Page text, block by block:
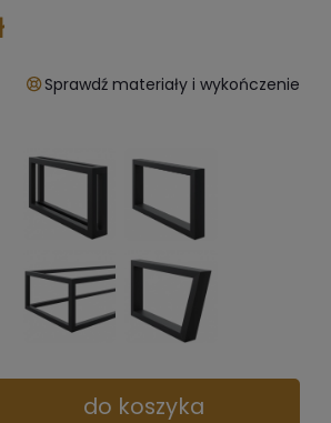
Sprawdź materiały i wykończenie
do koszyka